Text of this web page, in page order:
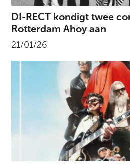
DI-RECT kondigt twee
Rotterdam Ahoy aan
21/01/26